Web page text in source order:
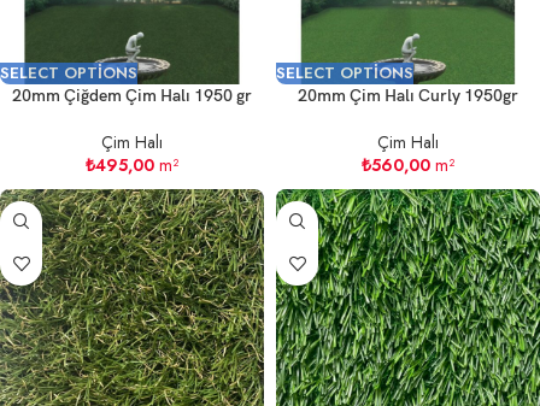
SELECT OPTIONS
20mm Çiğdem Çim Halı 1950 gr
Çim Halı
₺495,00 m²
SELECT OPTIONS
20mm Çim Halı Curly 1950gr
Çim Halı
₺560,00 m²